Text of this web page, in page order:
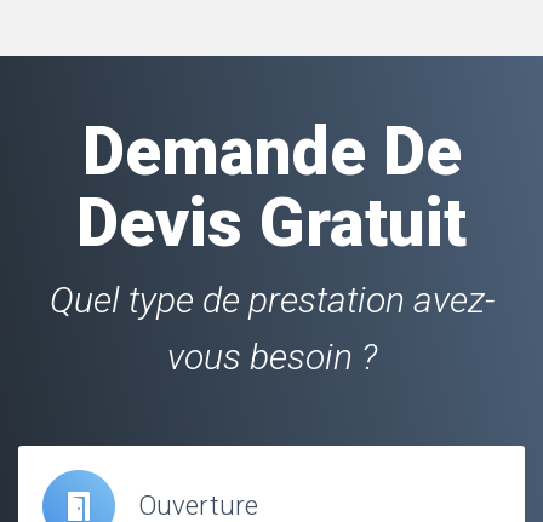
Demande De
Devis Gratuit
Quel type de prestation avez-
vous besoin ?
Ouverture